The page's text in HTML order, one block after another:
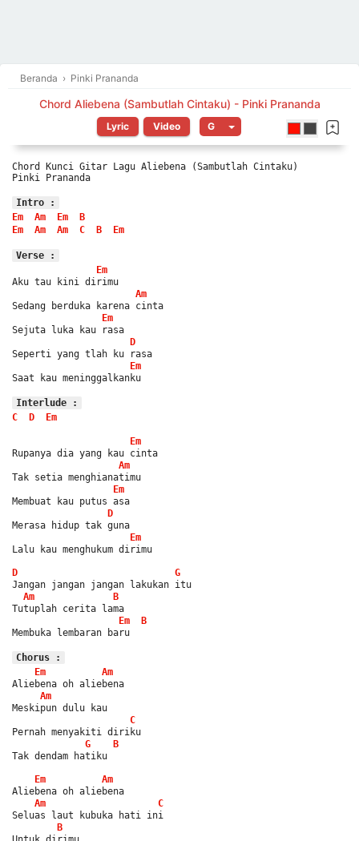
Beranda › Pinki Prananda
Chord Aliebena (Sambutlah Cintaku) - Pinki Prananda
Lyric Video
Chord Kunci Gitar Lagu Aliebena (Sambutlah Cintaku)
Pinki Prananda
Intro :
Em
Am Em
B
Em
Am Am C B Em
Verse :
Em
Aku tau kini dirimu
Am
Sedang berduka karena cinta
Em
Sejuta luka kau rasa
D
Seperti yang tlah ku rasa
Em
Saat kau meninggalkanku
Interlude :
C
D Em
Em
Rupanya dia yang kau cinta
Am
Tak setia menghianatimu
Em
Membuat kau putus asa
D
Merasa hidup tak guna
Em
Lalu kau menghukum dirimu
D
G
Jangan jangan jangan lakukan itu
Am
B
Tutuplah cerita lama
Em
B
Membuka lembaran baru
Chorus :
Em
Am
Aliebena oh aliebena
Am
Meskipun dulu kau
C
Pernah menyakiti diriku
G
B
Tak dendam hatiku
Em
Am
Aliebena oh aliebena
Am
C
Seluas laut kubuka hati ini
B